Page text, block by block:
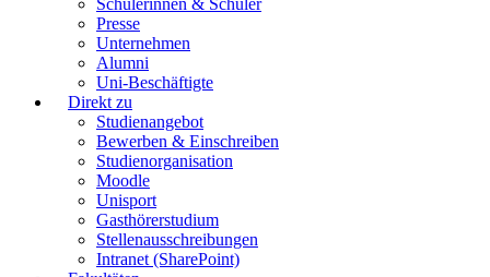
Schülerinnen & Schüler
Presse
Unternehmen
Alumni
Uni-Beschäftigte
Direkt zu
Studienangebot
Bewerben & Einschreiben
Studienorganisation
Moodle
Unisport
Gasthörerstudium
Stellenausschreibungen
Intranet (SharePoint)